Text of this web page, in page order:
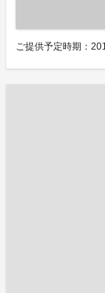
ご提供予定時期：